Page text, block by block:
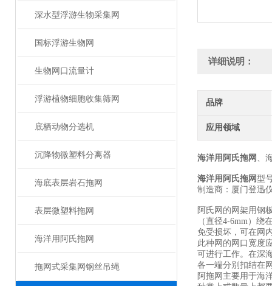
深水型浮游生物采集网
国标浮游生物网
生物网口流量计
浮游植物细胞收集筛网
底栖动物分选机
沉降物微塑料分离器
海底表层岩石拖网
表层微塑料拖网
海洋用阿氏拖网
拖网式采集网钢丝吊绳
详细说明：
品牌
应用领域
海洋用阿氏拖网 、
海洋用阿氏拖网型
制造商：厦门登迅
阿氏网的网架用钢
（直径4-6mm）
免受损坏，可在网
此种网的网口宽度
可进行工作。在深
各一端分别扣结在
阿拖网主要用于海